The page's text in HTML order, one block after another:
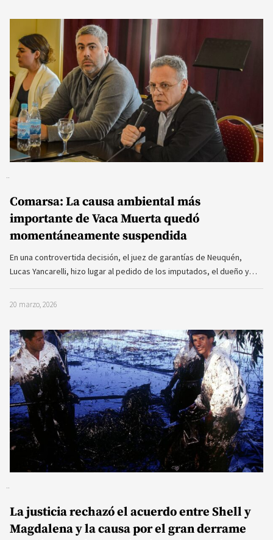
Comarsa: La causa ambiental más
importante de Vaca Muerta quedó
momentáneamente suspendida
En una controvertida decisión, el juez de garantías de Neuquén,
Lucas Yancarelli, hizo lugar al pedido de los imputados, el dueño y…
20 marzo, 2026
La justicia rechazó el acuerdo entre Shell y
Magdalena y la causa por el gran derrame